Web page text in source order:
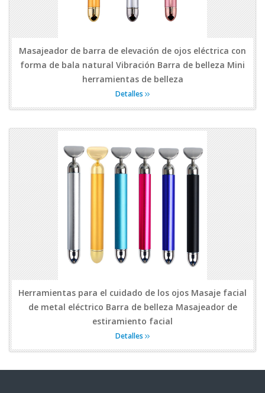
Masajeador de barra de elevación de ojos eléctrica con
forma de bala natural Vibración Barra de belleza Mini
herramientas de belleza
Detalles
Herramientas para el cuidado de los ojos Masaje facial
de metal eléctrico Barra de belleza Masajeador de
estiramiento facial
Detalles